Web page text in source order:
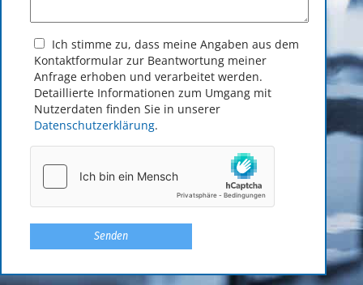
Ich stimme zu, dass meine Angaben aus dem
Kontakt­formular zur Beantwortung meiner
Anfrage erhoben und verarbeitet werden.
Detaillierte Informationen zum Umgang mit
Nutzerdaten finden Sie in unserer
Datenschutzerklärung.